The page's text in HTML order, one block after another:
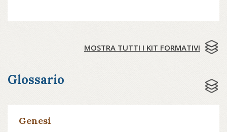
MOSTRA TUTTI I KIT FORMATIVI
Glossario
Genesi